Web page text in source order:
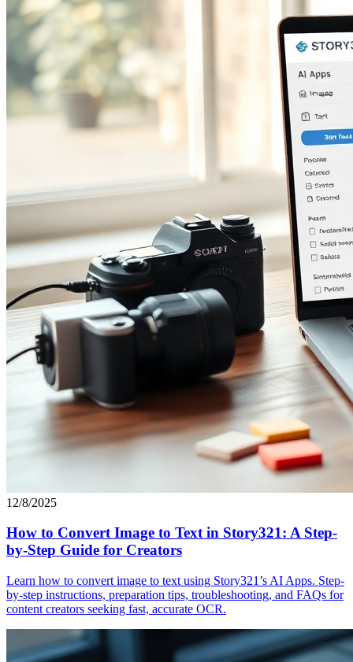
12/8/2025
How to Convert Image to Text in Story321: A Step-
by-Step Guide for Creators
Learn how to convert image to text using Story321’s AI Apps. Step-
by-step instructions, preparation tips, troubleshooting, and FAQs for
content creators seeking fast, accurate OCR.